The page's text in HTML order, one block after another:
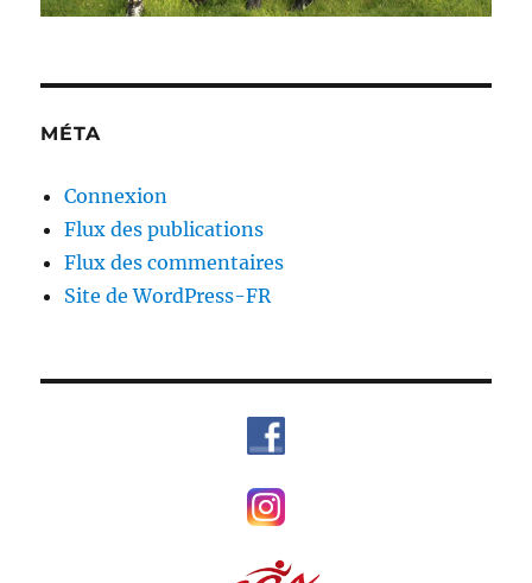
MÉTA
Connexion
Flux des publications
Flux des commentaires
Site de WordPress-FR